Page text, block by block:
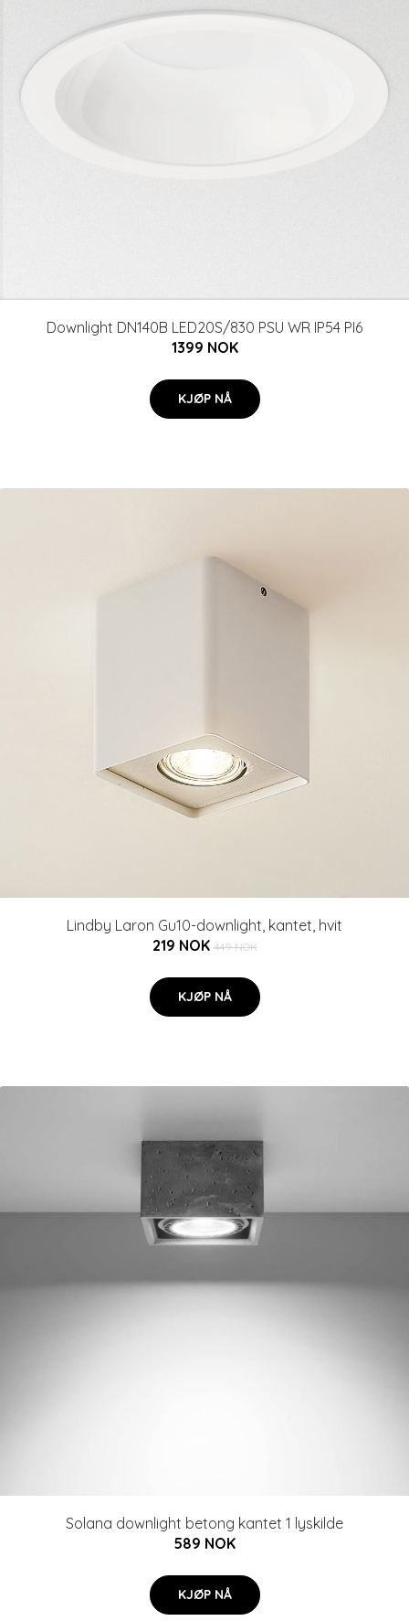
Downlight DN140B LED20S/830 PSU WR IP54 PI6
1399 NOK
KJØP NÅ
Lindby Laron Gu10-downlight, kantet, hvit
219 NOK 449 NOK
KJØP NÅ
Solana downlight betong kantet 1 lyskilde
589 NOK
KJØP NÅ